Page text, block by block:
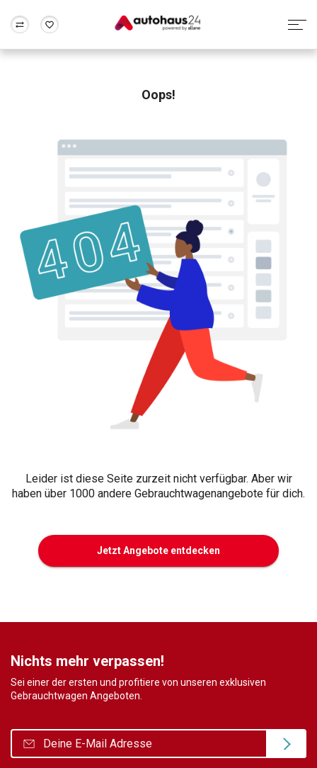
Rund um die Inzahlungnahme
Oops!
Leider ist diese Seite zurzeit nicht verfügbar. Aber wir
haben über 1000 andere Gebrauchtwagenangebote für dich.
Jetzt Angebote entdecken
Nichts mehr verpassen!
Sei einer der ersten und profitiere von unseren exklusiven
Gebrauchtwagen Angeboten.